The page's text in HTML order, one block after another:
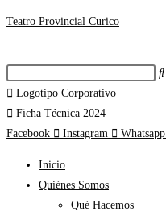
Teatro Provincial Curico
Logotipo Corporativo
Ficha Técnica 2024
Facebook
Instagram Whatsapp
Inicio
Quiénes Somos
Qué Hacemos